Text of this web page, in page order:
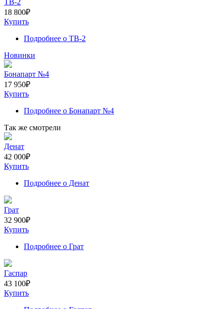
18 800₽
Купить
Подробнее о ТВ-2
Новинки
Бонапарт №4
17 950₽
Купить
Подробнее о Бонапарт №4
Так же смотрели
Денат
42 000₽
Купить
Подробнее о Денат
Грат
32 900₽
Купить
Подробнее о Грат
Гаспар
43 100₽
Купить